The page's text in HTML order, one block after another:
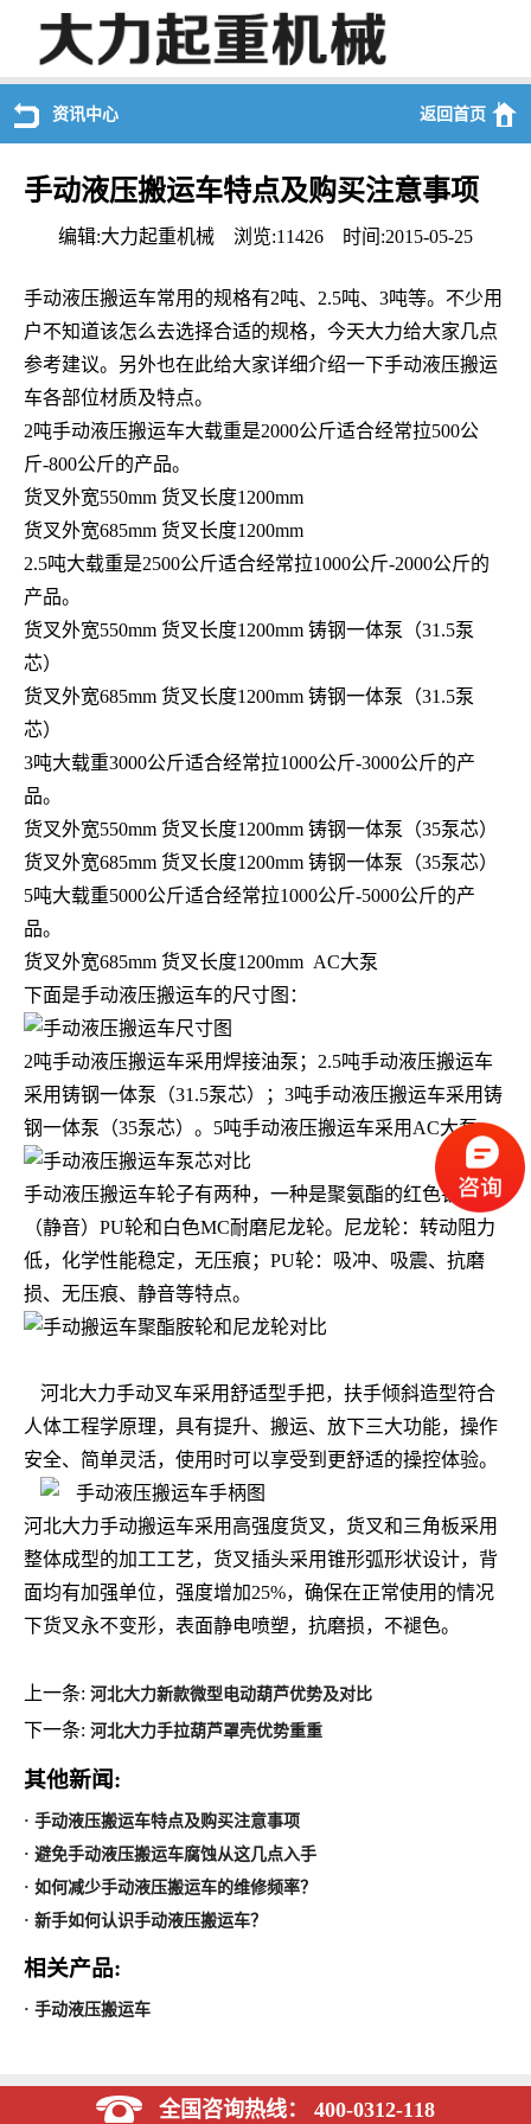
资讯中心 返回首页
手动液压搬运车特点及购买注意事项
编辑:大力起重机械 浏览:11426 时间:2015-05-25
手动液压搬运车常用的规格有2吨、 2.5吨、 3吨等。不少用
户不知道该怎么去选择合适的规格，今天大力给大家几点
参考建议。另外也在此给大家详细介绍一下手动液压搬运
车各部位材质及特点。
2吨手动液压搬运车大载重是2000公斤适合经常拉500公
斤-800公斤的产品。
货叉外宽550mm 货叉长度1200mm
货叉外宽685mm 货叉长度1200mm
2.5吨大载重是2500公斤适合经常拉1000公斤-2000公斤的
产品。
货叉外宽550mm 货叉长度1200mm 铸钢一体泵（31.5泵
芯）
货叉外宽685mm 货叉长度1200mm 铸钢一体泵（31.5泵
芯）
3吨大载重3000公斤适合经常拉1000公斤-3000公斤的产
品。
货叉外宽550mm 货叉长度1200mm 铸钢一体泵（35泵芯）
货叉外宽685mm 货叉长度1200mm 铸钢一体泵（35泵芯）
5吨大载重5000公斤适合经常拉1000公斤-5000公斤的产
品。
货叉外宽685mm 货叉长度1200mm AC大泵
下面是手动液压搬运车的尺寸图：
2吨手动液压搬运车采用焊接油泵； 2.5吨手动液压搬运车
采用铸钢一体泵（31.5泵芯）； 3吨手动液压搬运车采用铸
钢一体泵（35泵芯）。 5吨手动液压搬运车采用 AC大泵。
手动液压搬运车轮子有两种，一种是聚氨酯的红色铁芯
（静音） PU轮和白色MC耐磨尼龙轮。尼龙轮：转动阻力
低，化学性能稳定，无压痕； PU轮：吸冲、吸震、抗磨
损、无压痕、静音等特点。
河北大力手动叉车采用舒适型手把，扶手倾斜造型符合
人体工程学原理，具有提升、搬运、放下三大功能，操作
安全、简单灵活，使用时可以享受到更舒适的操控体验。
河北大力手动搬运车采用高强度货叉，货叉和三角板采用
整体成型的加工工艺，货叉插头采用锥形弧形状设计，背
面均有加强单位，强度增加25%，确保在正常使用的情况
下货叉永不变形，表面静电喷塑，抗磨损，不褪色。
上一条: 河北大力新款微型电动葫芦优势及对比
下一条: 河北大力手拉葫芦罩壳优势重重
其他新闻:
· 手动液压搬运车特点及购买注意事项
· 避免手动液压搬运车腐蚀从这几点入手
· 如何减少手动液压搬运车的维修频率？
· 新手如何认识手动液压搬运车？
相关产品:
· 手动液压搬运车
全国咨询热线： 400-0312-118